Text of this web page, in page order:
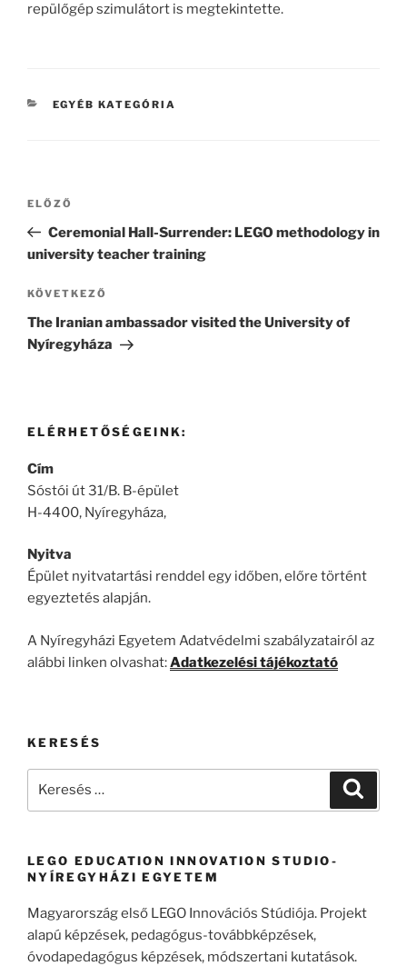
repülőgép szimulátort is megtekintette.
KATEGÓRIÁK
EGYÉB KATEGÓRIA
Bejegyzés
Korábbi
bejegyzés
ELŐZŐ
Ceremonial Hall-Surrender: LEGO methodology in
university teacher training
Következő
bejegyzés
KÖVETKEZŐ
The Iranian ambassador visited the University of
Nyíregyháza
ELÉRHETŐSÉGEINK:
Cím
Sóstói út 31/B. B-épület
H-4400, Nyíregyháza,
Nyitva
Épület nyitvatartási renddel egy időben, előre történt
egyeztetés alapján.
A Nyíregyházi Egyetem Adatvédelmi szabályzatairól az
alábbi linken olvashat:Adatkezelési tájékoztató
KERESÉS
LEGO EDUCATION INNOVATION STUDIO-
NYÍREGYHÁZI EGYETEM
Magyarország első LEGO Innovációs Stúdiója. Projekt
alapú képzések, pedagógus-továbbképzések,
óvodapedagógus képzések, módszertani kutatások.